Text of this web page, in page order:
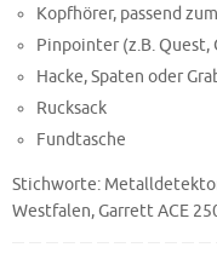
Kopfhörer, passend
Pinpointer (z.B. Quest,
Hacke, Spaten oder
Rucksack
Fundtasche
Stichworte:
Westfalen, Garrett ACE